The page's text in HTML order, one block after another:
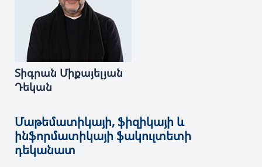
Տիգրան Միքայելյան
Դեկան
Մաթեմատիկայի, ֆիզիկայի և
ինֆորմատիկայի ֆակուլտետի
դեկանատ